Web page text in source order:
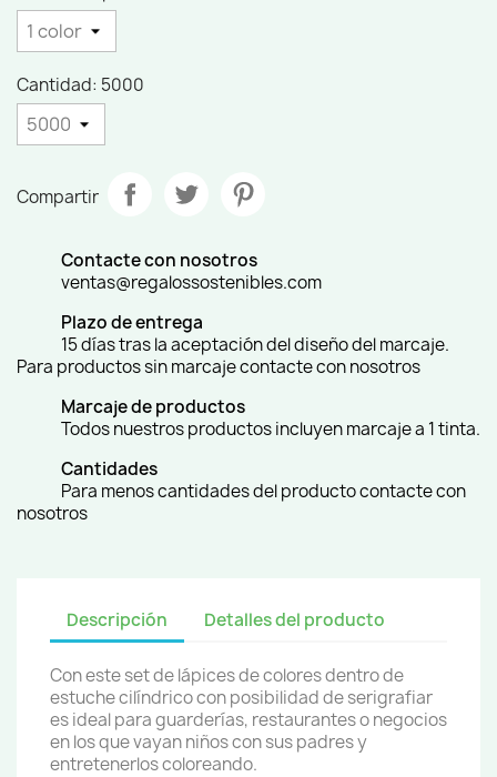
Cantidad: 5000
Compartir
Contacte con nosotros
ventas@regalossostenibles.com
Plazo de entrega
15 días tras la aceptación del diseño del marcaje.
Para productos sin marcaje contacte con nosotros
Marcaje de productos
Todos nuestros productos incluyen marcaje a 1 tinta.
Cantidades
Para menos cantidades del producto contacte con
nosotros
Descripción Detalles del producto
Con este set de lápices de colores dentro de
estuche cilíndrico con posibilidad de serigrafiar
es ideal para guarderías, restaurantes o negocios
en los que vayan niños con sus padres y
entretenerlos coloreando.